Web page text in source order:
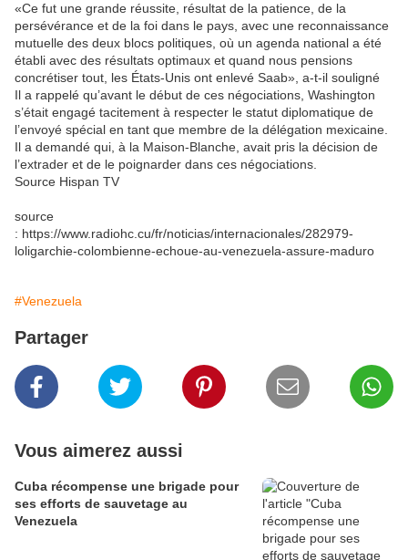
«Ce fut une grande réussite, résultat de la patience, de la
persévérance et de la foi dans le pays, avec une reconnaissance
mutuelle des deux blocs politiques, où un agenda national a été
établi avec des résultats optimaux et quand nous pensions
concrétiser tout, les États-Unis ont enlevé Saab», a-t-il souligné
Il a rappelé qu’avant le début de ces négociations, Washington
s’était engagé tacitement à respecter le statut diplomatique de
l’envoyé spécial en tant que membre de la délégation mexicaine.
Il a demandé qui, à la Maison-Blanche, avait pris la décision de
l’extrader et de le poignarder dans ces négociations.
Source Hispan TV
source
: https://www.radiohc.cu/fr/noticias/internacionales/282979-
loligarchie-colombienne-echoue-au-venezuela-assure-maduro
#Venezuela
Partager
Vous aimerez aussi
Cuba récompense une brigade pour
ses efforts de sauvetage au
Venezuela